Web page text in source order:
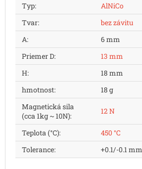
Typ:
AlNiCo
Tvar:
bez závitu
A:
6 mm
Priemer D:
13 mm
H:
18 mm
hmotnost:
18 g
Magnetická sila
(cca 1kg ~ 10N):
12 N
Teplota (°C):
450 °C
Tolerance: +0.1/-0.1 mm